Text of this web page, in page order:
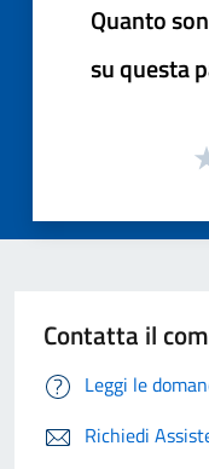
Quanto
su questa
Contatta il
Leggi le
Richiedi